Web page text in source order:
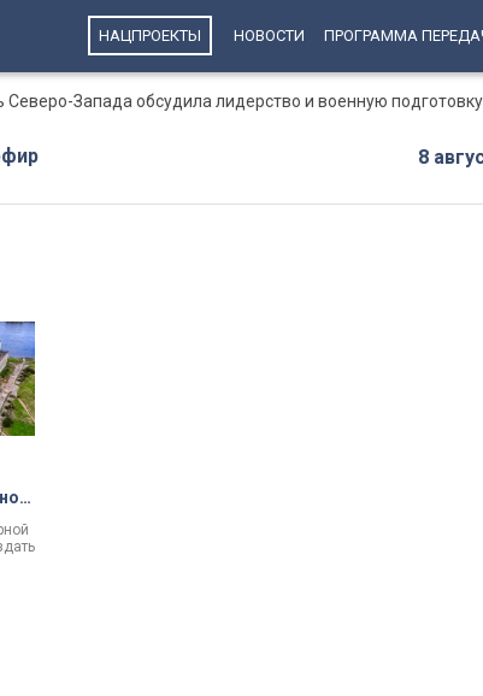
НАЦПРОЕКТЫ НОВОСТИ ПРОГРАММА
Запада обсудила лидерство и военную подготовку
8